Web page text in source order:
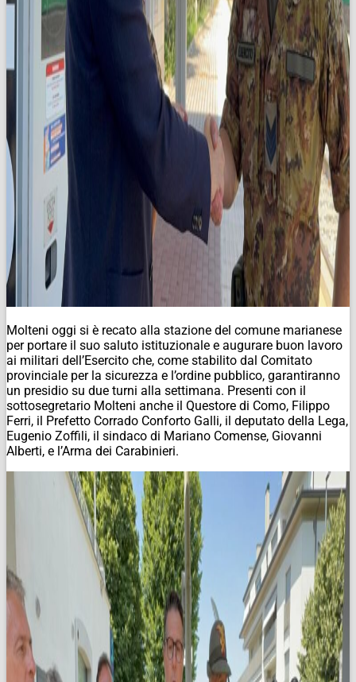
Molteni oggi si è recato alla stazione del comune marianese
per portare il suo saluto istituzionale e augurare buon lavoro
ai militari dell’Esercito che, come stabilito dal Comitato
provinciale per la sicurezza e l’ordine pubblico, garantiranno
un presidio su due turni alla settimana. Presenti con il
sottosegretario Molteni anche il Questore di Como, Filippo
Ferri, il Prefetto Corrado Conforto Galli, il deputato della Lega,
Eugenio Zoffili, il sindaco di Mariano Comense, Giovanni
Alberti, e l’Arma dei Carabinieri.